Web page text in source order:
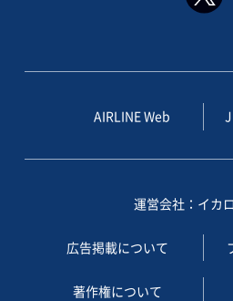
AIRLINE Web
運営会社：イカ
広告掲載について
著作権について